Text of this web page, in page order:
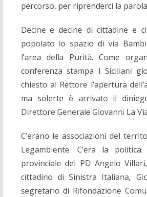
percorso, per riprenderci la
Decine e decine di cittadine e
popolato lo spazio di via
l’area della Purità. Come
conferenza stampa I Siciliani
chiesto al Rettore l’apertura
ma solerte è arrivato il
Direttore Generale Giovanni La
C’erano le associazioni del
Legambiente. C’era la
provinciale del PD Angelo
cittadino di Sinistra Italiana,
segretario di Rifondazione